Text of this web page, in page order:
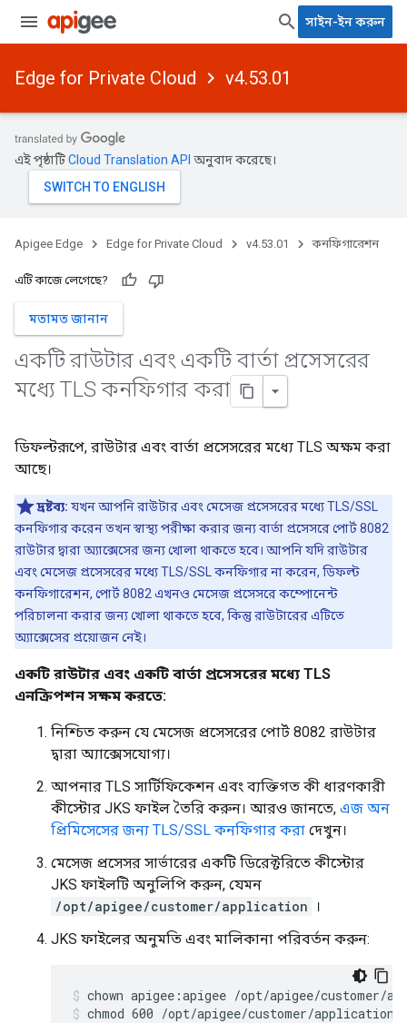
সাইন-ইন করুন
Edge for Private Cloud v4.53.01
এই পৃষ্ঠাটিCloud Translation API অনুবাদ করেছে।
Apigee Edge Edge for Private Cloud v4.53.01 কনফিগারেশন
এটি কাজে লেগেছে?
মতামত জানান
একটি রাউটার এবং একটি বার্তা প্রসেসরের
মধ্যে TLS কনফিগার করা
ডিফল্টরূপে, রাউটার এবং বার্তা প্রসেসরের মধ্যে TLS অক্ষম করা
আছে।
দ্রষ্টব্য: যখন আপনি রাউটার এবং মেসেজ প্রসেসরের মধ্যে TLS/SSL
কনফিগার করেন তখন স্বাস্থ্য পরীক্ষা করার জন্য বার্তা প্রসেসরে পোর্ট 8082
রাউটার দ্বারা অ্যাক্সেসের জন্য খোলা থাকতে হবে। আপনি যদি রাউটার
এবং মেসেজ প্রসেসরের মধ্যে TLS/SSL কনফিগার না করেন, ডিফল্ট
কনফিগারেশন, পোর্ট 8082 এখনও মেসেজ প্রসেসরে কম্পোনেন্ট
পরিচালনা করার জন্য খোলা থাকতে হবে, কিন্তু রাউটারের এটিতে
অ্যাক্সেসের প্রয়োজন নেই।
একটি রাউটার এবং একটি বার্তা প্রসেসরের মধ্যে TLS
এনক্রিপশন সক্ষম করতে:
নিশ্চিত করুন যে মেসেজ প্রসেসরের পোর্ট 8082 রাউটার
দ্বারা অ্যাক্সেসযোগ্য।
আপনার TLS সার্টিফিকেশন এবং ব্যক্তিগত কী ধারণকারী
কীস্টোর JKS ফাইল তৈরি করুন। আরও জানতে, এজ অন
প্রিমিসেসের জন্য TLS/SSL কনফিগার করা দেখুন।
মেসেজ প্রসেসর সার্ভারের একটি ডিরেক্টরিতে কীস্টোর
JKS ফাইলটি অনুলিপি করুন, যেমন
/opt/apigee/customer/application
।
JKS ফাইলের অনুমতি এবং মালিকানা পরিবর্তন করুন:
chmod 600 /opt/apigee/customer/